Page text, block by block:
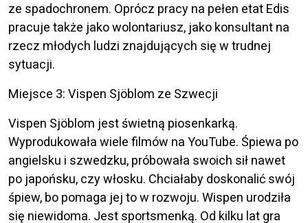
ze spadochronem. Oprócz pracy na pełen etat Edis
pracuje także jako wolontariusz, jako konsultant na
rzecz młodych ludzi znajdujących się w trudnej
sytuacji.
Miejsce 3: Vispen Sjöblom ze Szwecji
Vispen Sjöblom jest świetną piosenkarką.
Wyprodukowała wiele filmów na YouTube. Śpiewa po
angielsku i szwedzku, próbowała swoich sił nawet
po japońsku, czy włosku. Chciałaby doskonalić swój
śpiew, bo pomaga jej to w rozwoju. Wispen urodziła
się niewidoma. Jest sportsmenką. Od kilku lat gra